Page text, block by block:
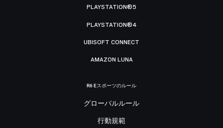
PLAYSTATION®5
PLAYSTATION®4
UBISOFT CONNECT
AMAZON LUNA
R6 Eスポーツのルール
グローバルルール
行動規範